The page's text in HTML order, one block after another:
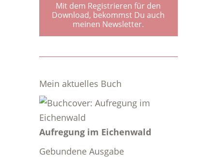
Mit dem Registrieren für den
Download, bekommst Du auch
meinen Newsletter.
Mein aktuelles Buch
Aufregung im Eichenwald
Gebundene Ausgabe